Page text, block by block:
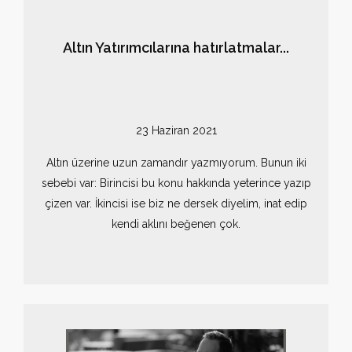
Altın Yatırımcılarına hatırlatmalar...
23 Haziran 2021
Altın üzerine uzun zamandır yazmıyorum. Bunun iki
sebebi var: Birincisi bu konu hakkında yeterince yazıp
çizen var. İkincisi ise biz ne dersek diyelim, inat edip
kendi aklını beğenen çok.